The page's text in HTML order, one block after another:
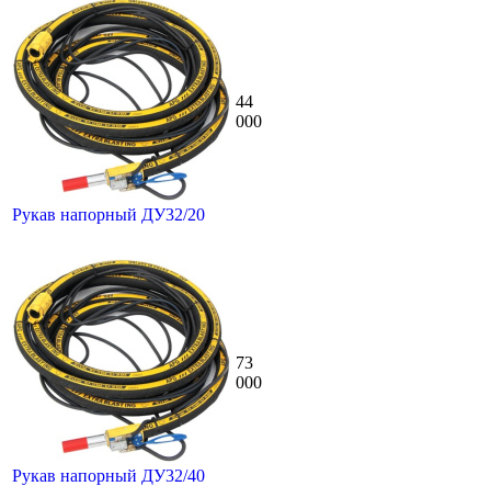
Рукав напорный ДУ32/20
44
000
Рукав напорный ДУ32/40
73
000